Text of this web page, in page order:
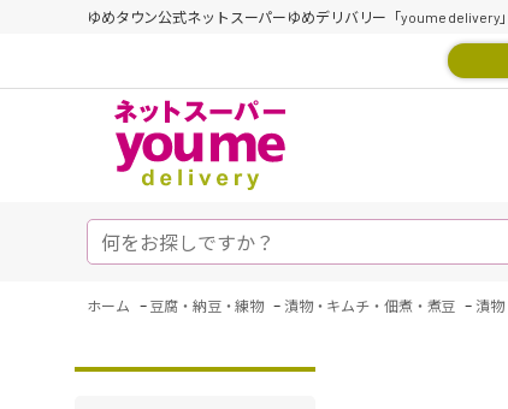
ゆめタウン公式ネットスーパーゆめデリバリー「youme delivery」
ホーム - 豆腐・納豆・練物 - 漬物・キムチ・佃煮・煮豆 - 漬物